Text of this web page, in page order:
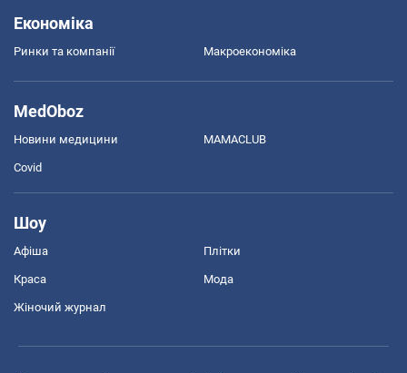
Економіка
Ринки та компанії Макроекономіка
MedOboz
Новини медицини MAMACLUB
Covid
Шоу
Афіша Плітки
Краса Мода
Жіночий журнал